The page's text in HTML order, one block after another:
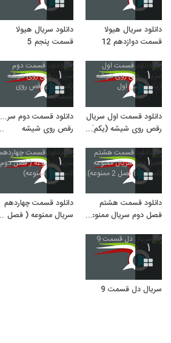
دانلود سریال هیولا
قسمت دوازدهم 12
دانلود سریال هیولا
قسمت پنجم 5
۱
دانلود قسمت اول سریال
رقص روی شیشه (یکم)
۱
دانلود قسمت دوم سریال
رقص روی شیشه
شیشه)
۱
دانلود قسمت هشتم
فصل دوم سریال ممنوعه
ممنوعه).
۱
دانلود قسمت چهاردهم
سریال ممنوعه ( فصل
۱
سریال دل قسمت 9